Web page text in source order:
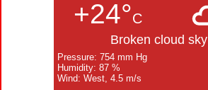
+24°C
Broken cloud sky
Pressure: 754 mm Hg
Humidity: 87 %
Wind: West, 4.5 m/s